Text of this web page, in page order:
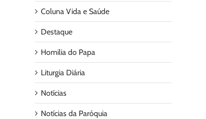
Coluna Vida e Saúde
Destaque
Homilia do Papa
Liturgia Diária
Notícias
Notícias da Paróquia